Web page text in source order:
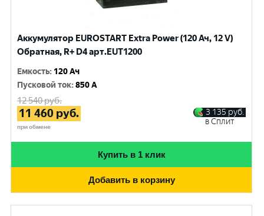
Аккумулятор EUROSTART Extra Power (120 Ач, 12 V)
Обратная, R+ D4 арт.EUT1200
Емкость: 120 Ач
Пусковой ток:850 A
12 540руб.
11 460 руб.
при обмене
3 135 руб.
в Сплит
Купить в 1 клик
Добавить в корзину